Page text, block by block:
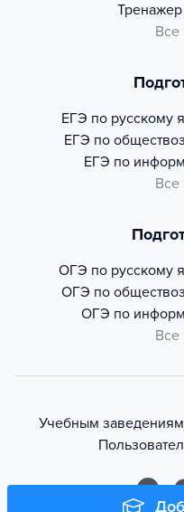
Тренажер
Все
ЕГЭ по русскому
ЕГЭ по
ЕГЭ по
Все
ОГЭ по русскому
ОГЭ по
ОГЭ по
Все
Учебным заведениям